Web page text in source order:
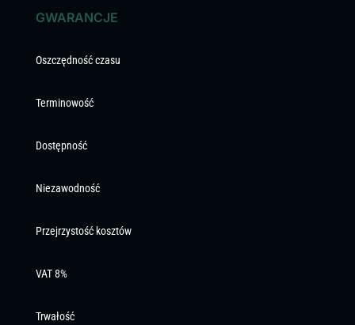
GWARANCJE
Oszczędność czasu
Terminowość
Dostępność
Niezawodność
Przejrzystość kosztów
VAT 8%
Trwałość